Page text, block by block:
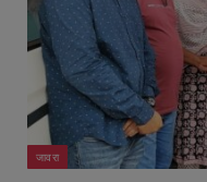
जावरा